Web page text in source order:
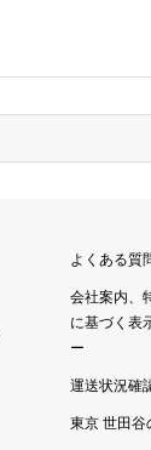
よくある質
会社案内、
に基づく表
ー
運送状況確
東京 世田谷